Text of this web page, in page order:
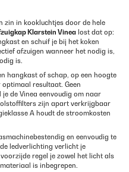
zin in kookluchtjes door de hele
Klarstein Vinea lost dat op:
en schuif je bij het koken
afzuigen wanneer het nodig is,
is.
hangkast of schap, op een hoogte
resultaat. Geen
de Vinea eenvoudig om naar
zijn apart verkrijgbaar
A houdt de stroomkosten
en eenvoudig te
ledverlichting verlicht je
regel je zowel het licht als
is inbegrepen.